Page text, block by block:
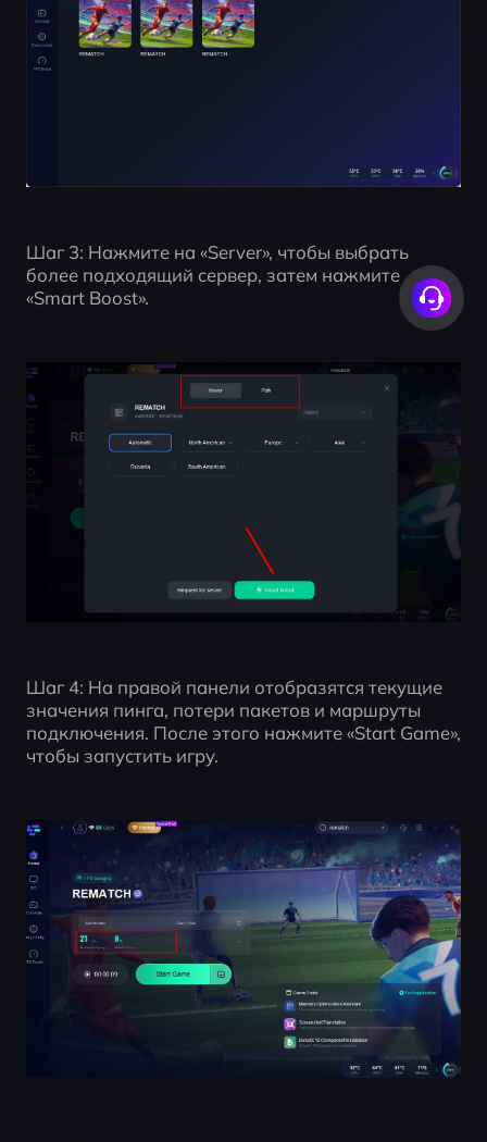
Шаг 3: Нажмите на «Server», чтобы выбрать
более подходящий сервер, затем нажмите
«Smart Boost».
Шаг 4: На правой панели отобразятся текущие
значения пинга, потери пакетов и маршруты
подключения. После этого нажмите «Start Game»,
чтобы запустить игру.